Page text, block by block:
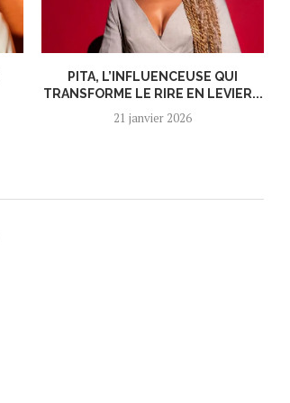
PITA, L’INFLUENCEUSE QUI
TRANSFORME LE RIRE EN LEVIER...
21 janvier 2026